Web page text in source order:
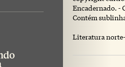
Encadernado. -
Contém
Literatura